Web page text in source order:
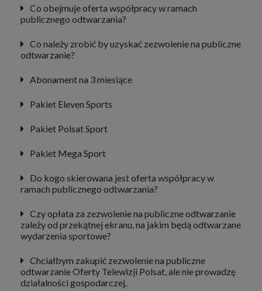
Co obejmuje oferta współpracy w ramach
publicznego odtwarzania?
Co należy zrobić by uzyskać zezwolenie na publiczne
odtwarzanie?
Abonament na 3 miesiące
Pakiet Eleven Sports
Pakiet Polsat Sport
Pakiet Mega Sport
Do kogo skierowana jest oferta współpracy w
ramach publicznego odtwarzania?
Czy opłata za zezwolenie na publiczne odtwarzanie
zależy od przekątnej ekranu, na jakim będą odtwarzane
wydarzenia sportowe?
Chciałbym zakupić zezwolenie na publiczne
odtwarzanie Oferty Telewizji Polsat, ale nie prowadzę
działalności gospodarczej.